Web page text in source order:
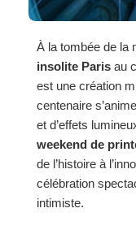
À la tombée de la
insolite Paris au
est une création
centenaire
et d’effets
weekend de
de l’histoire à
célébration
intimiste.